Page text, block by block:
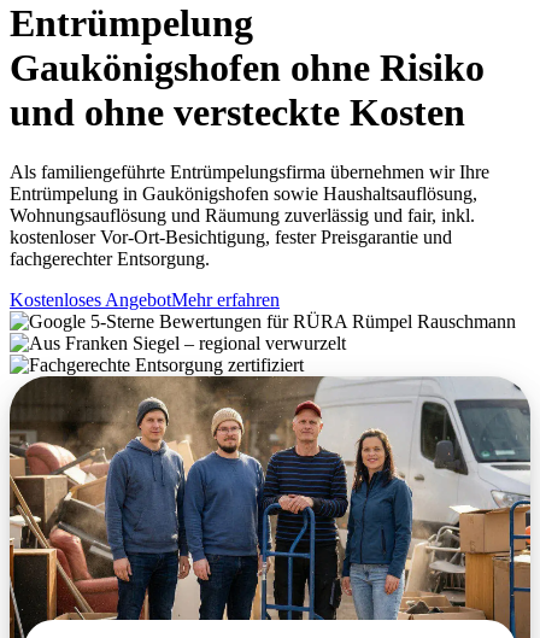
Entrümpelung
Gaukönigshofen ohne Risiko
und ohne versteckte Kosten
Als familiengeführte Entrümpelungsfirma übernehmen wir Ihre
Entrümpelung in Gaukönigshofen sowie Haushaltsauflösung,
Wohnungsauflösung und Räumung zuverlässig und fair, inkl.
kostenloser Vor-Ort-Besichtigung, fester Preisgarantie und
fachgerechter Entsorgung.
Kostenloses AngebotMehr erfahren